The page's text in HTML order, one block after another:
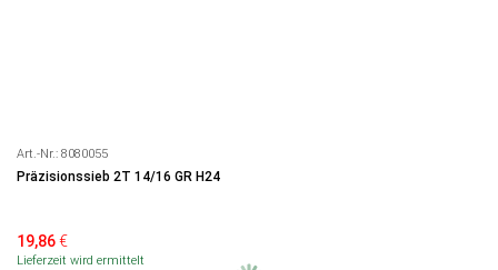
Art.-Nr.: 8080055
Präzisionssieb 2T 14/16 GR H24
19,86€
Lieferzeit wird ermittelt